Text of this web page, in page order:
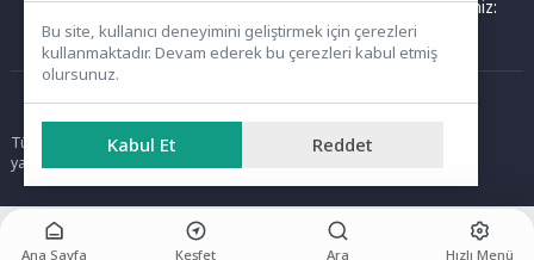
haberleri aşağıdaki iletişim kanallarından bize bildirebilirsiniz:
Ana Sayfa
Tüm hakları saklıdır. Sitede yer alan içerikler izinsiz kopyalanamaz,
yayımlanamaz ve kullanılamaz.
Ana Sayfa Keşfet Ara Hızlı Menü
Bu site, kullanıcı deneyimini geliştirmek için çerezleri
kullanmaktadır. Devam ederek bu çerezleri kabul etmiş
olursunuz.
Kabul Et Reddet